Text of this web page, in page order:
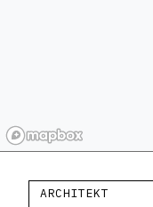
ARCHITEKT